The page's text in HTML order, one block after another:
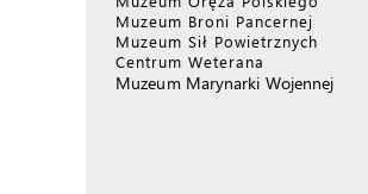
Muzeum Broni Pancernej
Muzeum Sił Powietrznych
Centrum Weterana
Muzeum Marynarki Wojennej